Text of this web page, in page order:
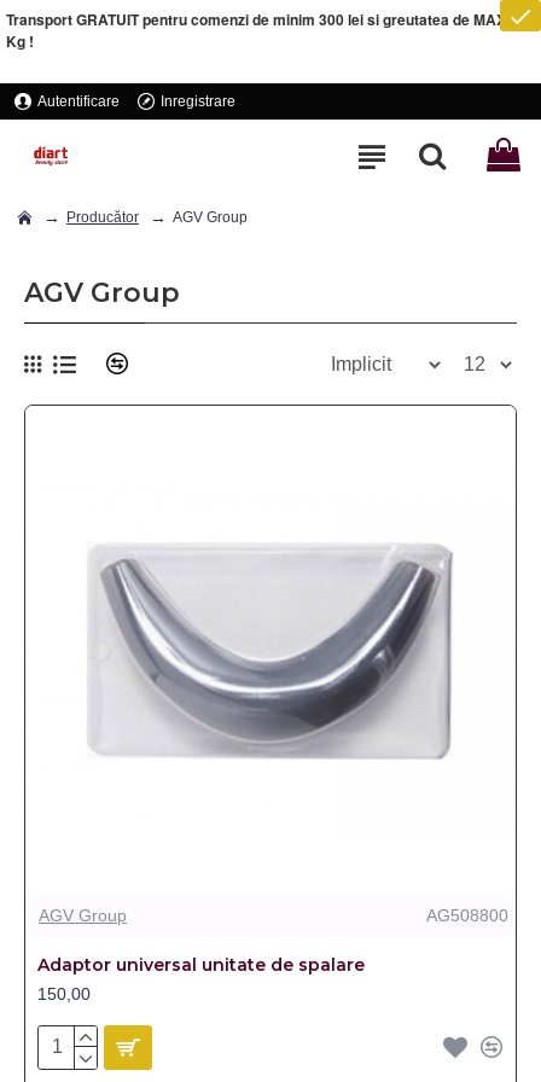
Transport GRATUIT pentru comenzi de minim 300 lei si greutatea de MAXIM 5
Kg !
Autentificare Inregistrare
Producător AGV Group
AGV Group
AGV Group AG508800
Adaptor universal unitate de spalare
150,00